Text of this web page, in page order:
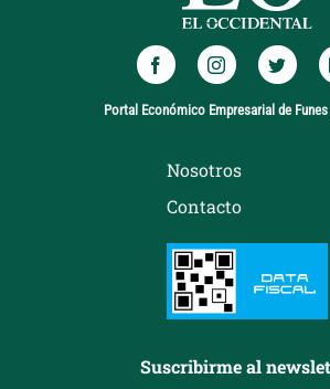
Portal Económico Empresarial de Funes
Nosotros
Contacto
Suscribirme al